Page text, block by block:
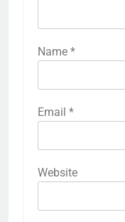
Name *
Email *
Website